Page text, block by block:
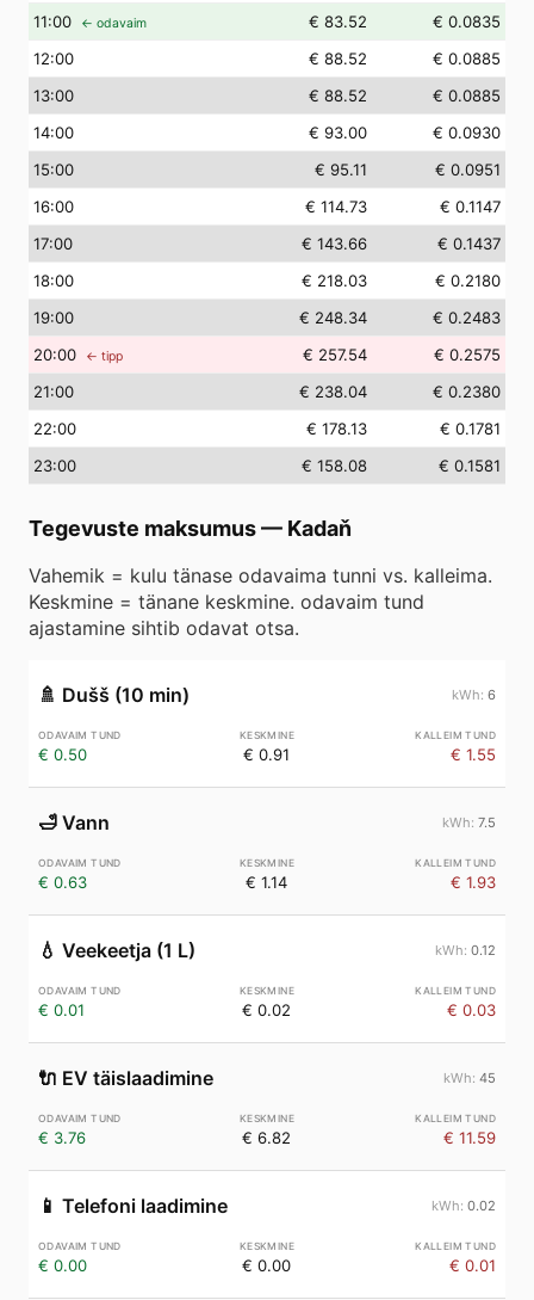
11:00 ← odavaim € 83.52
€ 0.0835
12:00 € 88.52
€ 0.0885
13:00 € 88.52
€ 0.0885
14:00 € 93.00
€ 0.0930
15:00 € 95.11
€ 0.0951
16:00 € 114.73
€ 0.1147
17:00 € 143.66
€ 0.1437
18:00 € 218.03
€ 0.2180
19:00 € 248.34
€ 0.2483
20:00 ← tipp € 257.54
€ 0.2575
21:00 € 238.04
€ 0.2380
22:00 € 178.13
€ 0.1781
23:00 € 158.08 € 0.1581
Tegevuste maksumus— Kadaň
Vahemik = kulu tänase odavaima tunni vs. kalleima.
Keskmine = tänane keskmine. odavaim tund
ajastamine sihtib odavat otsa.
🚿 Dušš (10 min) 6
€ 0.50 € 0.91 € 1.55
🛁 Vann 7.5
€ 0.63 € 1.14 € 1.93
💧 Veekeetja (1 L) 0.12
€ 0.01 € 0.02 € 0.03
🔌 EV täislaadimine 45
€ 3.76 € 6.82 € 11.59
📱 Telefoni laadimine 0.02
€ 0.00 € 0.00 € 0.01